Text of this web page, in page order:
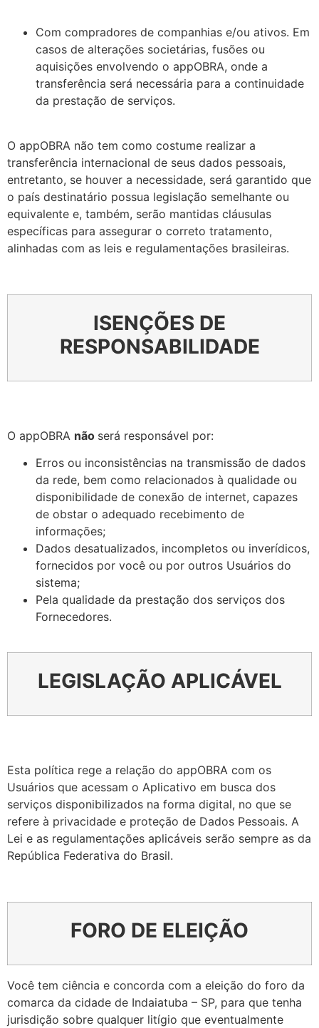
Com compradores de companhias e/ou ativos. Em
casos de alterações societárias, fusões ou
aquisições envolvendo o appOBRA, onde a
transferência será necessária para a continuidade
da prestação de serviços.
O appOBRA não tem como costume realizar a
transferência internacional de seus dados pessoais,
entretanto, se houver a necessidade, será garantido que
o país destinatário possua legislação semelhante ou
equivalente e, também, serão mantidas cláusulas
específicas para assegurar o correto tratamento,
alinhadas com as leis e regulamentações brasileiras.
ISENÇÕES DE
RESPONSABILIDADE
O appOBRA não será responsável por:
Erros ou inconsistências na transmissão de dados
da rede, bem como relacionados à qualidade ou
disponibilidade de conexão de internet, capazes
de obstar o adequado recebimento de
informações;
Dados desatualizados, incompletos ou inverídicos,
fornecidos por você ou por outros Usuários do
sistema;
Pela qualidade da prestação dos serviços dos
Fornecedores.
LEGISLAÇÃO APLICÁVEL
Esta política rege a relação do appOBRA com os
Usuários que acessam o Aplicativo em busca dos
serviços disponibilizados na forma digital, no que se
refere à privacidade e proteção de Dados Pessoais. A
Lei e as regulamentações aplicáveis serão sempre as da
República Federativa do Brasil.
FORO DE ELEIÇÃO
Você tem ciência e concorda com a eleição do foro da
comarca da cidade de Indaiatuba – SP, para que tenha
jurisdição sobre qualquer litígio que eventualmente